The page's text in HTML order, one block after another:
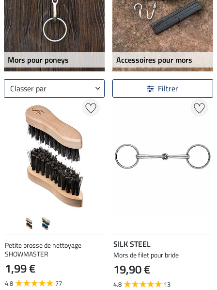
Mors pour poneys Accessoires pour mors
Classer par Filtrer
Petite brosse de nettoyage
SHOWMASTER
1,99 €
4.8 77
SILK STEEL
Mors de filet pour bride
19,90 €
4.8 13